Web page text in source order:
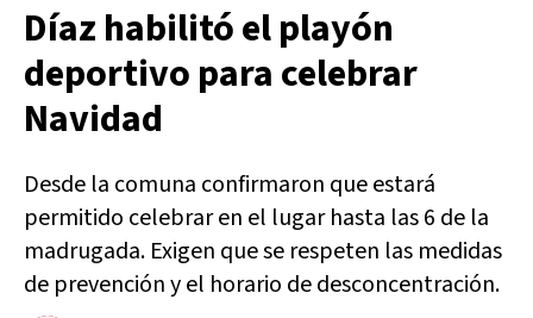
Díaz habilitó el playón
deportivo para celebrar
Navidad
Desde la comuna confirmaron que estará
permitido celebrar en el lugar hasta las 6 de la
madrugada. Exigen que se respeten las medidas
de prevención y el horario de desconcentración.